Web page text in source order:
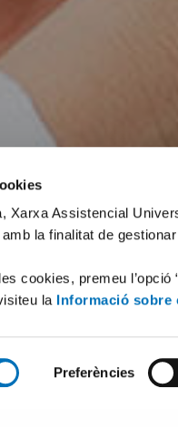
Xarxa Assistencial
la finalitat de
cookies, premeu
la Informació sobre
Preferències